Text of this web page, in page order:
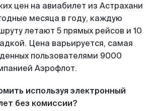
цен на авиабилет из Астрахани
месяца в году, каждую
летают 5 прямых рейсов и 10
Цена варьируется, самая
пользователями 9000
Аэрофлот.
используя электронный
без комиссии?